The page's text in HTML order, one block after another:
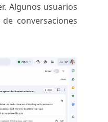
Algunos usuarios
conversaciones